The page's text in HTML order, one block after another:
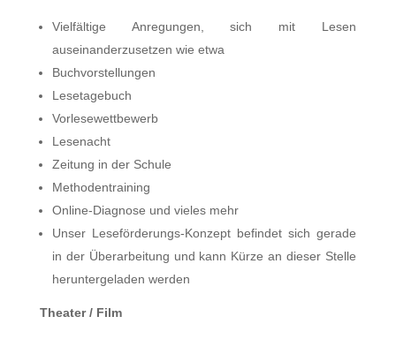
Vielfältige Anregungen, sich mit Lesen
auseinanderzusetzen wie etwa
Buchvorstellungen
Lesetagebuch
Vorlesewettbewerb
Lesenacht
Zeitung in der Schule
Methodentraining
Online-Diagnose und vieles mehr
Unser Leseförderungs-Konzept befindet sich gerade
in der Überarbeitung und kann Kürze an dieser Stelle
heruntergeladen werden
Theater / Film